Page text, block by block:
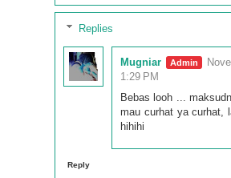
Replies
Mugniar
1:29 PM
Bebas looh ...
mau curhat ya curhat,
hihihi
Reply